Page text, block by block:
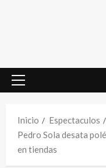
Menú
Inicio
Espectaculos
Pedro Sola desata
en tiendas